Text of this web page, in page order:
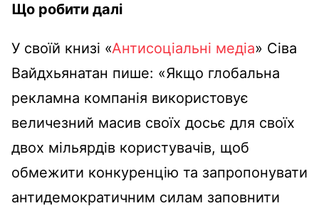
Що робити далі
У своїй книзі «Антисоціальні медіа» Сіва
Вайдхьянатан пише: «Якщо глобальна
рекламна компанія використовує
величезний масив своїх досьє для своїх
двох мільярдів користувачів, щоб
обмежити конкуренцію та запропонувати
антидемократичним силам заповнити